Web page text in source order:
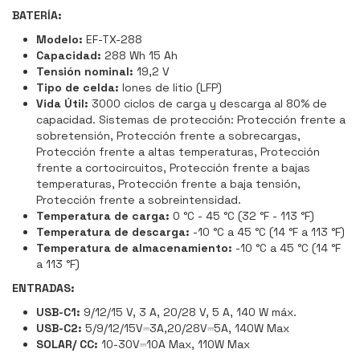
BATERÍA:
Modelo: EF-TX-288
Capacidad: 288 Wh 15 Ah
Tensión nominal: 19,2 V
Tipo de celda: Iones de litio (LFP)
Vida Útil: 3000 ciclos de carga y descarga al 80% de
capacidad. Sistemas de protección: Protección frente a
sobretensión, Protección frente a sobrecargas,
Protección frente a altas temperaturas, Protección
frente a cortocircuitos, Protección frente a bajas
temperaturas, Protección frente a baja tensión,
Protección frente a sobreintensidad.
Temperatura de carga: 0 °C - 45 °C (32 °F - 113 °F)
Temperatura de descarga: -10 °C a 45 °C (14 °F a 113 °F)
Temperatura de almacenamiento: -10 °C a 45 °C (14 °F
a 113 °F)
ENTRADAS:
USB-C1: 9/12/15 V, 3 A, 20/28 V, 5 A, 140 W máx.
USB-C2: 5/9/12/15V⎓3A,20/28V⎓5A, 140W Max
SOLAR/ CC: 10-30V⎓10A Max, 110W Max